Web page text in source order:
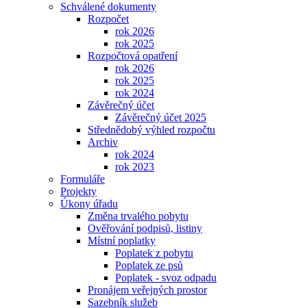
Schválené dokumenty
Rozpočet
rok 2026
rok 2025
Rozpočtová opatření
rok 2026
rok 2025
rok 2024
Závěrečný účet
Závěrečný účet 2025
Střednědobý výhled rozpočtu
Archiv
rok 2024
rok 2023
Formuláře
Projekty
Úkony úřadu
Změna trvalého pobytu
Ověřování podpisů, listiny
Místní poplatky
Poplatek z pobytu
Poplatek ze psů
Poplatek - svoz odpadu
Pronájem veřejných prostor
Sazebník služeb